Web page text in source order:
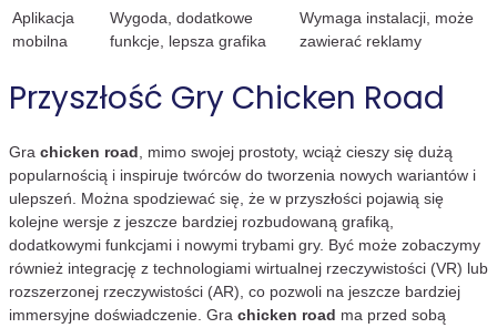
Aplikacja
mobilna
Wygoda, dodatkowe
funkcje, lepsza grafika
Wymaga instalacji, może
zawierać reklamy
Przyszłość Gry Chicken Road
Gra chicken road, mimo swojej prostoty, wciąż cieszy się dużą
popularnością i inspiruje twórców do tworzenia nowych wariantów i
ulepszeń. Można spodziewać się, że w przyszłości pojawią się
kolejne wersje z jeszcze bardziej rozbudowaną grafiką,
dodatkowymi funkcjami i nowymi trybami gry. Być może zobaczymy
również integrację z technologiami wirtualnej rzeczywistości (VR) lub
rozszerzonej rzeczywistości (AR), co pozwoli na jeszcze bardziej
immersyjne doświadczenie. Gra chicken road ma przed sobą